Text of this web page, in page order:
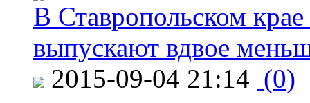
В Ставропольском
выпускают вдвое
2015-09-04 21:14 (0)